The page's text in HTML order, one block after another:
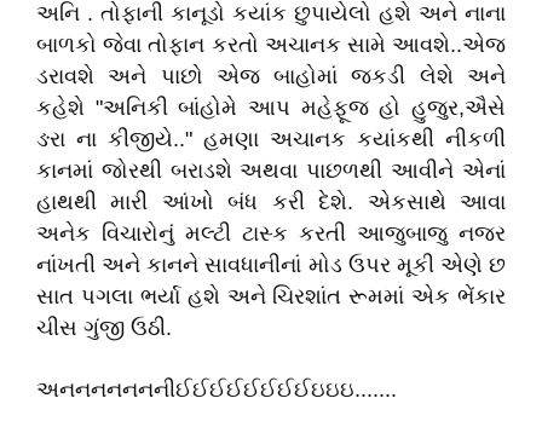
અનિ . તોફાની કાનૂડો કયાંક છુપાયેલો હશે અને નાના
બાળકો જેવા તોફાન કરતો અચાનક સામે આવશે..એજ
ડરાવશે અને પાછો એજ બાહોમાં જકડી લેશે અને
કહેશે "અનિકી બાંહોમે આપ મહેફૂજ હો હુજુર,ઐસે
ઙરા ના કીજીયે.." હમણા અચાનક કયાંકથી નીકળી
કાનમાં જોરથી બરાડશે અથવા પાછળથી આવીને એનાં
હાથથી મારી આંખો બંધ કરી દેશે. એકસાથે આવા
અનેક વિચારોનું મલ્ટી ટાસ્ક કરતી આજુબાજુ નજર
નાંખતી અને કાનને સાવધાનીનાં મોડ ઉપર મૂકી એણે છ
સાત પગલા ભર્યા હશે અને ચિરશાંત રૂમમાં એક ભેંકાર
ચીસ ગુંજી ઉઠી.
અનનનનનનનીઈઈઈઈઈઈઈઈઇઇઇ.......